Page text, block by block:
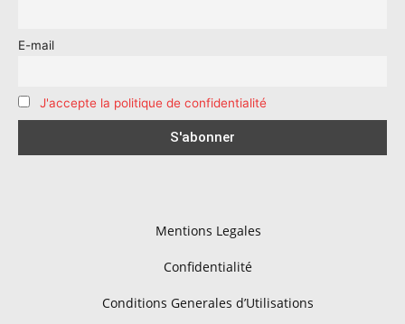
E-mail
J'accepte la politique de confidentialité
Mentions Legales
Confidentialité
Conditions Generales d’Utilisations